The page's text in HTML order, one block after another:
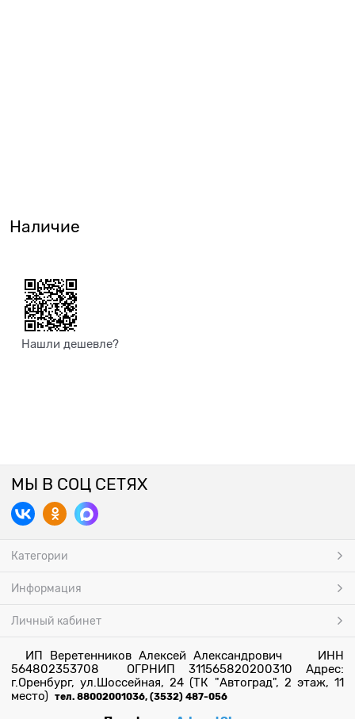
Наличие
Нашли дешевле?
МЫ В СОЦ СЕТЯХ
Категории
Информация
Личный кабинет
ИП Веретенников Алексей Александрович ИНН
564802353708 ОГРНИП 311565820200310 Адрес:
г.Оренбург, ул.Шоссейная, 24 (ТК "Автоград", 2 этаж, 11
место) тел. 88002001036, (3532) 487-056